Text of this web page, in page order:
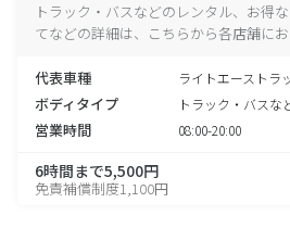
トラック・バスなどのレンタル、お得
てなどの詳細は、こちらから各店舗にお
代表車種 ライトエーストラ
ボディタイプ トラック・バスな
営業時間 08:00-20:00
6時間まで5,500円
免責補償制度1,100円